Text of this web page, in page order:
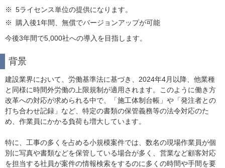
※ 5ライセンス単位の提供になります。
※
購入後1年間、無償でバージョンアップが可能
今後3年間で5,000社への導入を目指します。
背景
建設業界において、労働基準法に基づき、2024年4月以降、他業種
と同様に時間外労働の上限規制が適用されます。このように働き方
改革への対応が求められる中で、「施工体制台帳」や「発注者との
打ち合わせ記録」など、特定の書類の保管義務等の法令対応のた
め、作業員にかかる負荷も増大しています。
特に、工事の多くを占める小規模案件では、数名の現場作業員が個
別に写真や書類などを保管している場合が多く、営業など顧客対応
を担当する社員が案件の情報検索をするのに多くの時間や手間を要